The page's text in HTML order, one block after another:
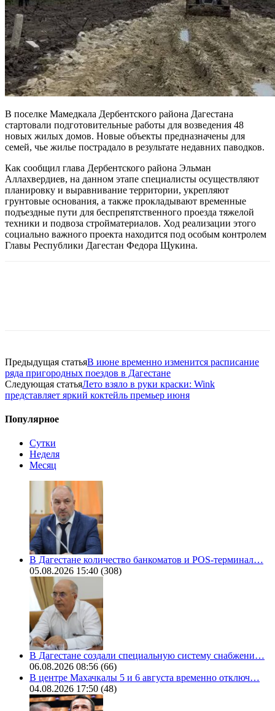
В поселке Мамедкала Дербентского района Дагестана
стартовали подготовительные работы для возведения 48
новых жилых домов. Новые объекты предназначены для
семей, чье жилье пострадало в результате недавних паводков.
Как сообщил глава Дербентского района Эльман
Аллахвердиев, на данном этапе специалисты осуществляют
планировку и выравнивание территории, укрепляют
грунтовые основания, а также прокладывают временные
подъездные пути для беспрепятственного проезда тяжелой
техники и подвоза стройматериалов. Ход реализации этого
социально важного проекта находится под особым контролем
Главы Республики Дагестан Федора Щукина.
Предыдущая статьяВ июне временно изменится расписание
ряда пригородных поездов в Дагестане
Следующая статьяЛето взяло в руки краски: Wink
представляет яркий коктейль премьер июня
Популярное
Сутки
Неделя
Месяц
В Дагестане количество банкоматов и POS-терминал…
05.08.2026 15:40 (308)
В Дагестане создали специальную систему снабжени…
06.08.2026 08:56 (66)
В центре Махачкалы 5 и 6 августа временно отключ…
04.08.2026 17:50 (48)